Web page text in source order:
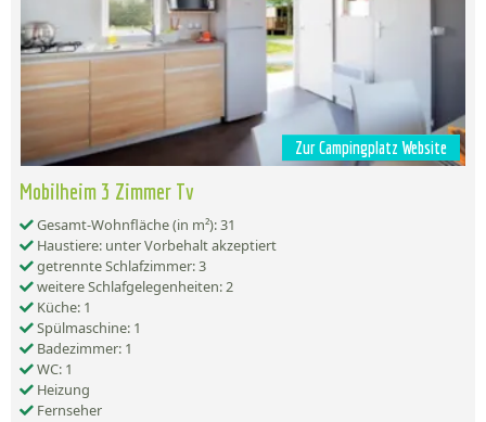
Zur Campingplatz Website
Mobilheim 3 Zimmer Tv
Gesamt-Wohnfläche (in m²): 31
Haustiere: unter Vorbehalt akzeptiert
getrennte Schlafzimmer: 3
weitere Schlafgelegenheiten: 2
Küche: 1
Spülmaschine: 1
Badezimmer: 1
WC: 1
Heizung
Fernseher